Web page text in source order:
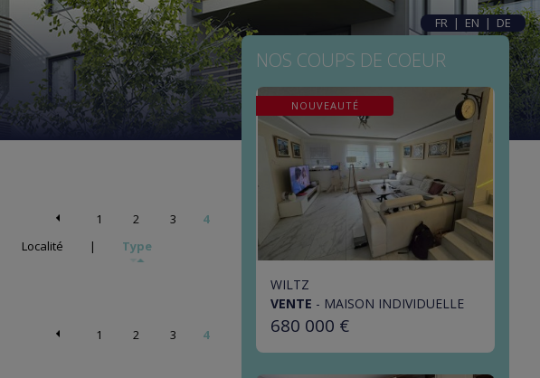
FR | EN | DE
1 2 3
4
Localité | Type
1 2 3 4
NOS COUPS DE COEUR
NOUVEAUTÉ
WILTZ
VENTE - MAISON INDIVIDUELLE
680 000 €